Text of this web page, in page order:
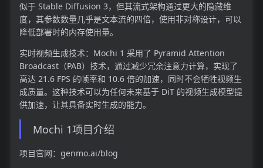
似于 Stable Diffusion 3，但其流式架构通过更大的隐藏维
度，其参数数量几乎是文本流的四倍，使用非对称设计，可以
降低部署时的内存使用量。
实时视频生成技术：Mochi 1 采用了 Pyramid Attention
Broadcast（PAB）技术，通过减少冗余注意力计算，实现了
高达 21.6 FPS 的帧率和 10.6 倍的加速，同时不会牺牲视频生
成质量。这种技术可以为任何未来基于 DiT 的视频生成模型提
供加速，让其具备实时生成的能力。
Mochi 1项目介绍
项目官网：genmo.ai/blog